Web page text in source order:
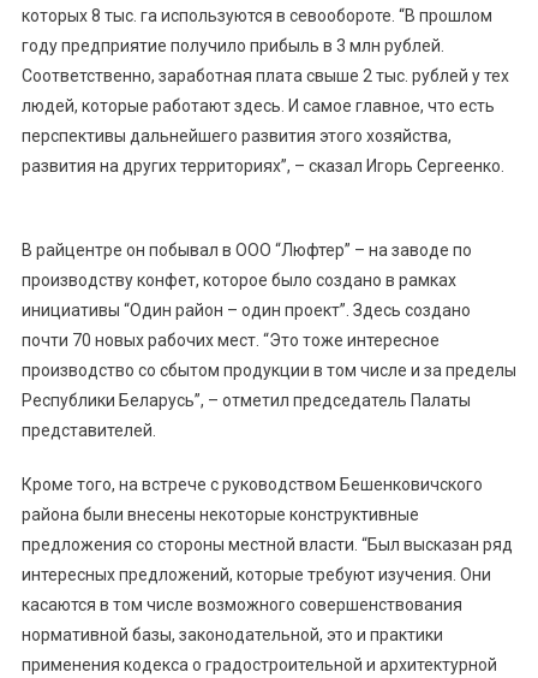
которых 8 тыс. га используются в севообороте. “В прошлом
году предприятие получило прибыль в 3 млн рублей.
Соответственно, заработная плата свыше 2 тыс. рублей у тех
людей, которые работают здесь. И самое главное, что есть
перспективы дальнейшего развития этого хозяйства,
развития на других территориях”, – сказал Игорь Сергеенко.
В райцентре он побывал в ООО “Люфтер” – на заводе по
производству конфет, которое было создано в рамках
инициативы “Один район – один проект”. Здесь создано
почти 70 новых рабочих мест. “Это тоже интересное
производство со сбытом продукции в том числе и за пределы
Республики Беларусь”, – отметил председатель Палаты
представителей.
Кроме того, на встрече с руководством Бешенковичского
района были внесены некоторые конструктивные
предложения со стороны местной власти. “Был высказан ряд
интересных предложений, которые требуют изучения. Они
касаются в том числе возможного совершенствования
нормативной базы, законодательной, это и практики
применения кодекса о градостроительной и архитектурной